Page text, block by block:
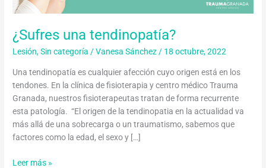
¿Sufres una tendinopatía?
Lesión,Sin categoría /Vanesa Sánchez/ 18 octubre, 2022
Una tendinopatía es cualquier afección cuyo origen está en los
tendones. En la clínica de fisioterapia y centro médico Trauma
Granada, nuestros fisioterapeutas tratan de forma recurrente
esta patología. “El origen de la tendinopatia en la actualidad va
más allá de una sobrecarga o un traumatismo, sabemos que
factores como la edad, el sexo y […]
Leer más »